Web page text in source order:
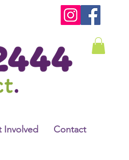
Involved Contact